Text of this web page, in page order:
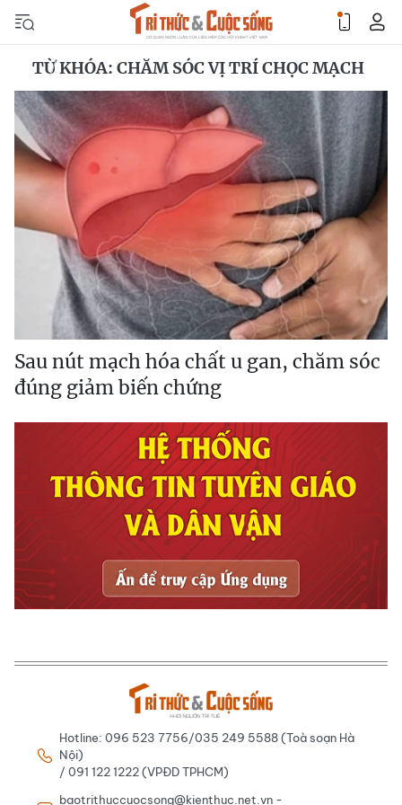
TỪ KHÓA: CHĂM SÓC VỊ TRÍ CHỌC MẠCH
Sau nút mạch hóa chất u gan, chăm sóc
đúng giảm biến chứng
Hotline: 096 523 7756/035 249 5588 (Toà soạn Hà
Nội)
/ 091 122 1222 (VPĐD TPHCM)
baotrithuccuocsong@kienthuc.net.vn -